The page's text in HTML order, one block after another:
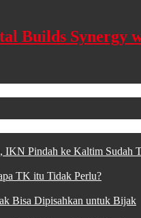
Builds Synergy
IKN Pindah ke Kaltim Sudah
TK itu Tidak Perlu?
Bisa Dipisahkan untuk Bijak